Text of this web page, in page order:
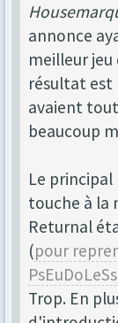
annonce
meilleur jeu
résultat est
avaient
beaucoup
Le
touche à la
Returnal
(pour
PsEuDoLeSs
Trop. En